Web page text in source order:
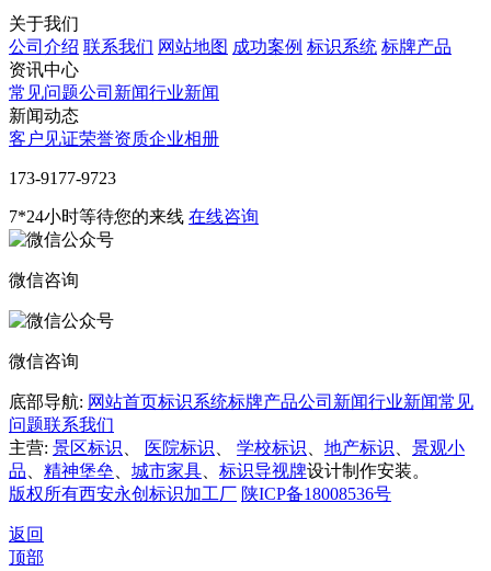
关于我们
公司介绍 联系我们 网站地图 成功案例 标识系统 标牌产品
资讯中心
常见问题公司新闻行业新闻
新闻动态
客户见证荣誉资质企业相册
‭173-9177-9723
7*24小时等待您的来线 在线咨询
微信咨询
微信咨询
底部导航: 网站首页标识系统标牌产品公司新闻行业新闻常见
问题联系我们
主营: 景区标识 医院标识 学校标识 地产标识
景观小
品
精神堡垒 城市家具 标识导视牌设计制作安装。
版权所有西安永创标识加工厂 陕ICP备18008536号
返回
顶部